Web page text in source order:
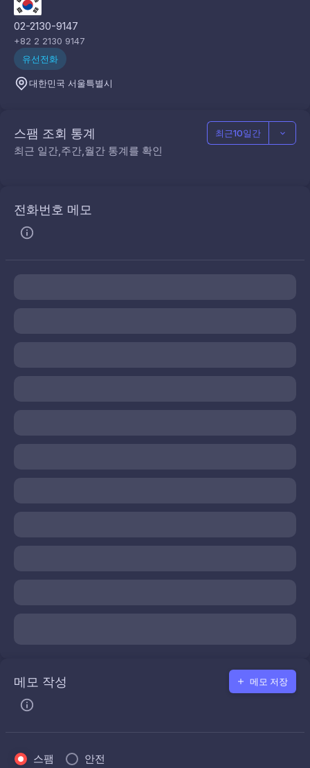
02-2130-9147
+82 2 2130 9147
유선전화
대한민국 서울특별시
스팸 조회 통계
최근 일간,주간,월간 통계를 확인
최근10일간
전화번호 메모
메모 작성 메모 저장
스팸 안전